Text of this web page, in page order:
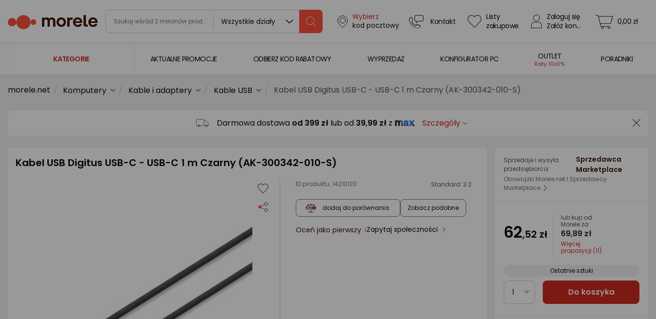
Wszystkie działy
Wybierz
kod pocztowy
Kontakt
Listy
zakupowe
Zaloguj się
Załóż konto
0,00 zł
KATEGORIE
Laptopy
Smartfony i smartwatche
AKTUALNE PROMOCJE ODBIERZ KOD RABATOWY WYPRZEDAŻ KONFIGURATOR PC OUTLET
Raty 10x0%
PORADNIKI
morele.net Komputery Kable i adaptery Kable USB Kabel USB Digitus USB-C - USB-C 1 m Czarny (AK-300342-010-S)
Darmowa dostawa od 399 zł lub od 39,99 zł z Szczegóły
Kabel USB Digitus USB-C - USB-C 1 m Czarny (AK-300342-010-S)
ID produktu: 14210120 Standard: 3.2
dodaj do porównania Zobacz podobne
ocena
Oceń jako pierwszy Zapytaj społeczności
Sprzedaje i wysyła
przedsiębiorca:
Sprzedawca
Marketplace
Obowiązki Morele.net I Sprzedawcy
Marketplace.
62,52 zł
lub kup od
Morele za
69,89 zł
Więcej
propozycji (11)
Ostatnie sztuki
1 Do koszyka